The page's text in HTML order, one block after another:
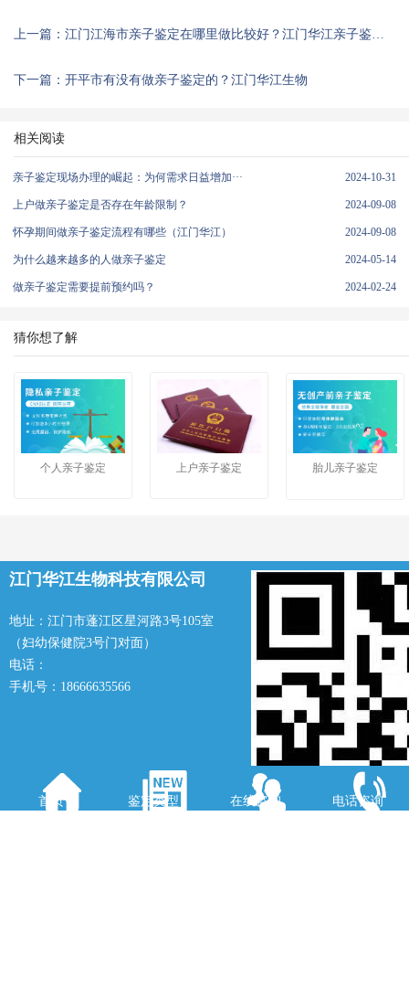
上一篇：江门江海市亲子鉴定在哪里做比较好？江门华江亲子鉴定推荐
下一篇：开平市有没有做亲子鉴定的？江门华江生物
相关阅读
亲子鉴定现场办理的崛起：为何需求日益增加··· 2024-10-31
上户做亲子鉴定是否存在年龄限制？ 2024-09-08
怀孕期间做亲子鉴定流程有哪些（江门华江） 2024-09-08
为什么越来越多的人做亲子鉴定 2024-05-14
做亲子鉴定需要提前预约吗？ 2024-02-24
猜你想了解
个人亲子鉴定 上户亲子鉴定 胎儿亲子鉴定
江门华江生物科技有限公司
地址：江门市蓬江区星河路3号105室
（妇幼保健院3号门对面）
电话：
手机号：18666635566
首页 鉴定类型 在线咨询 电话咨询